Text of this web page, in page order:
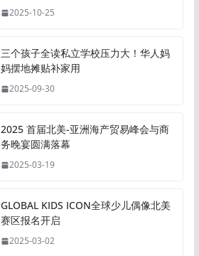
2025-10-25
三个孩子全读私立学校压力大！华人妈
妈摆地摊贴补家用
2025-09-30
2025 首届北美-亚洲海产贸易峰会与商
务晚宴圆满落幕
2025-03-19
GLOBAL KIDS ICON全球少儿偶像北美
赛区报名开启
2025-03-02